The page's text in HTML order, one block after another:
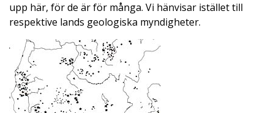
upp här, för de är för många. Vi hänvisar istället till
respektive lands geologiska myndigheter.